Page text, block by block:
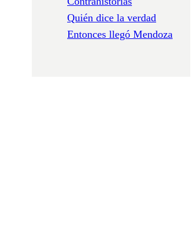
Quién dice la verdad
Entonces llegó Mendoza